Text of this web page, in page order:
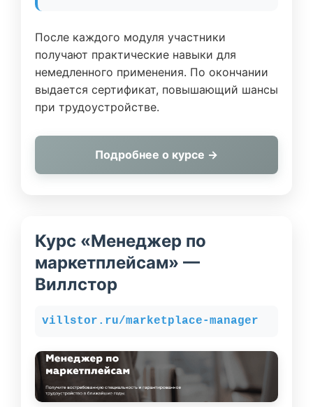
После каждого модуля участники
получают практические навыки для
немедленного применения. По окончании
выдается сертификат, повышающий шансы
при трудоустройстве.
Подробнее о курсе →
Курс «Менеджер по
маркетплейсам» —
Виллстор
villstor.ru/marketplace-manager